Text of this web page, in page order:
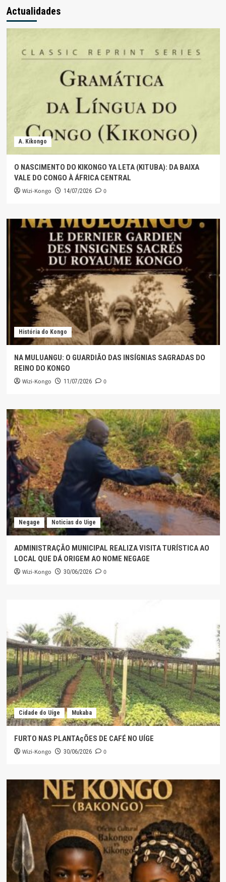
Actualidades
A. Kikongo
O NASCIMENTO DO KIKONGO YA LETA (KITUBA): DA BAIXA
VALE DO CONGO À ÁFRICA CENTRAL
Wizi-Kongo 14/07/2026 0
História do Kongo
NA MULUANGU: O GUARDIÃO DAS INSÍGNIAS SAGRADAS DO
REINO DO KONGO
Wizi-Kongo 11/07/2026 0
Negage Noticias do Uige
ADMINISTRAÇÃO MUNICIPAL REALIZA VISITA TURÍSTICA AO
LOCAL QUE DÁ ORIGEM AO NOME NEGAGE
Wizi-Kongo 30/06/2026 0
Cidade do Uíge Mukaba
FURTO NAS PLANTAçÕES DE CAFÉ NO UÍGE
Wizi-Kongo 30/06/2026 0